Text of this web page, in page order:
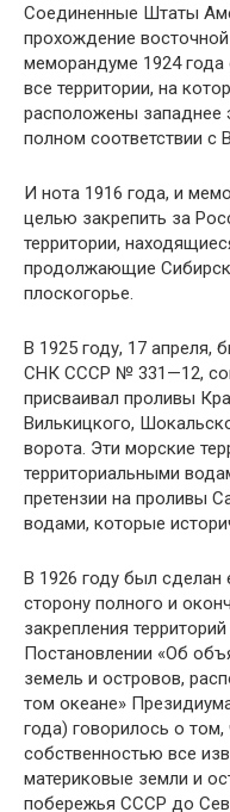
Соединенные Штаты
прохождение
меморандуме 1924 года
все территории, на
расположены западнее
полном соответствии с
И нота 1916 года, и
целью закрепить за
территории,
продолжающие
плоскогорье.
В 1925 году, 17 апреля,
СНК СССР № 331—12,
присваивал проливы
Вилькицкого,
ворота. Эти морские
террито­риальными
претензии на проливы
водами, которые
В 1926 году был
сторону полного и
закрепления
Постановлении «Об
земель и островов,
том океане»
года) говорилось о
собственностью все
материковые земли и
побережья СССР до